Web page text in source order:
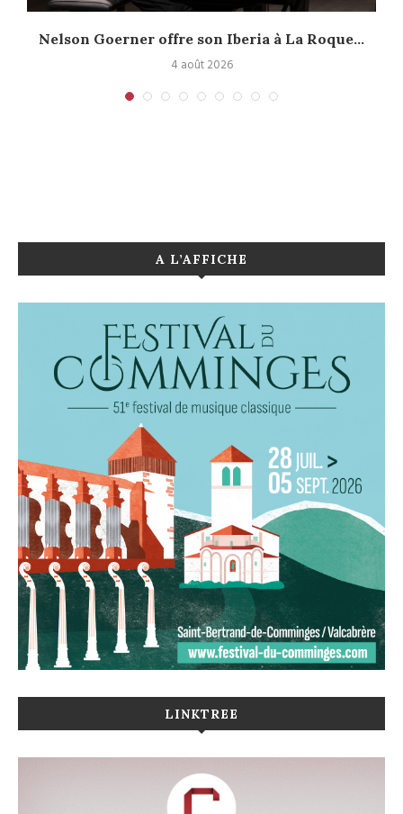
Nelson Goerner offre son Iberia à La Roque...
4 août 2026
A L’AFFICHE
LINKTREE